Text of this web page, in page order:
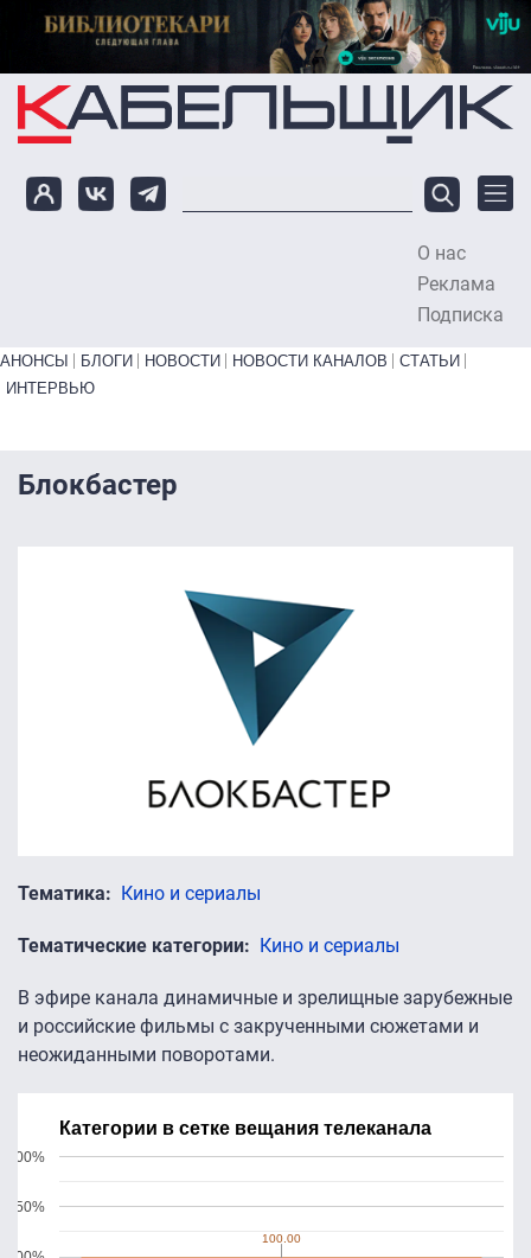
Перейти к основному содержанию
О нас
Реклама
Подписка
Primary links bottom
АНОНСЫ БЛОГИ НОВОСТИ НОВОСТИ КАНАЛОВ
СТАТЬИ
ИНТЕРВЬЮ
Блокбастер
Тематика Кино и сериалы
Тематические категории Кино и сериалы
В эфире канала динамичные и зрелищные зарубежные
и российские фильмы с закрученными сюжетами и
неожиданными поворотами.
Категории в сетке вещания телеканала
150%
200%
100.00
100.00